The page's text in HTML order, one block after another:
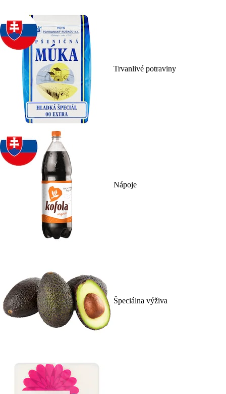
Trvanlivé potraviny
Nápoje
Špeciálna výživa